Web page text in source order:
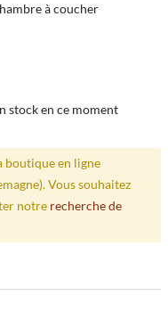
à coucher
stock en ce moment
boutique en ligne
Vous souhaitez
notre recherche de